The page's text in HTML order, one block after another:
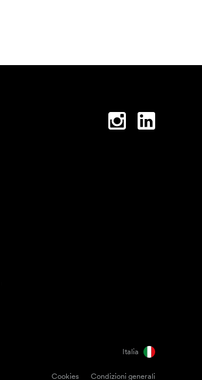
Italia
Cookies Condizioni generali